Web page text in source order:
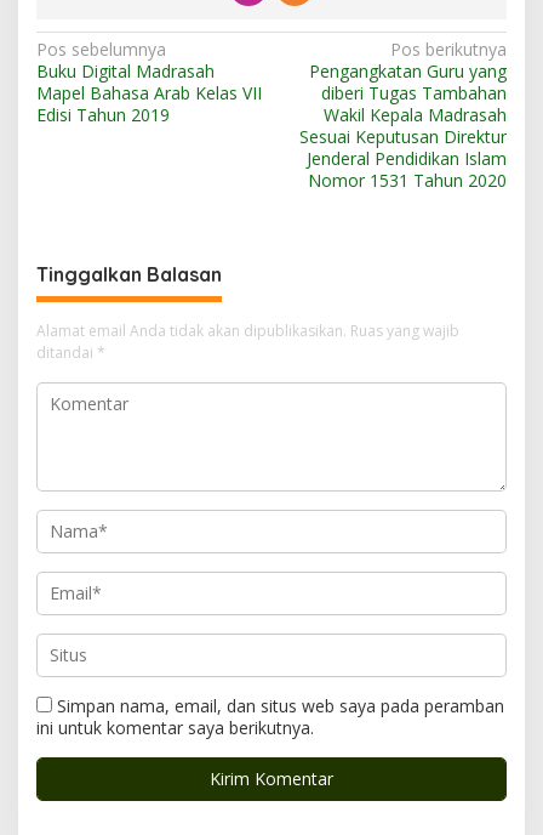
N
a
v
s
i
p
o
s
Pos sebelumnya
Buku Digital Madrasah
Mapel Bahasa Arab Kelas VII
Edisi Tahun 2019
Pos berikutnya
Pengangkatan Guru yang
diberi Tugas Tambahan
Wakil Kepala Madrasah
Sesuai Keputusan Direktur
Jenderal Pendidikan Islam
Nomor 1531 Tahun 2020
Tinggalkan Balasan
Alamat email Anda tidak akan dipublikasikan. Ruas yang wajib
ditandai *
Simpan nama, email, dan situs web saya pada peramban
ini untuk komentar saya berikutnya.